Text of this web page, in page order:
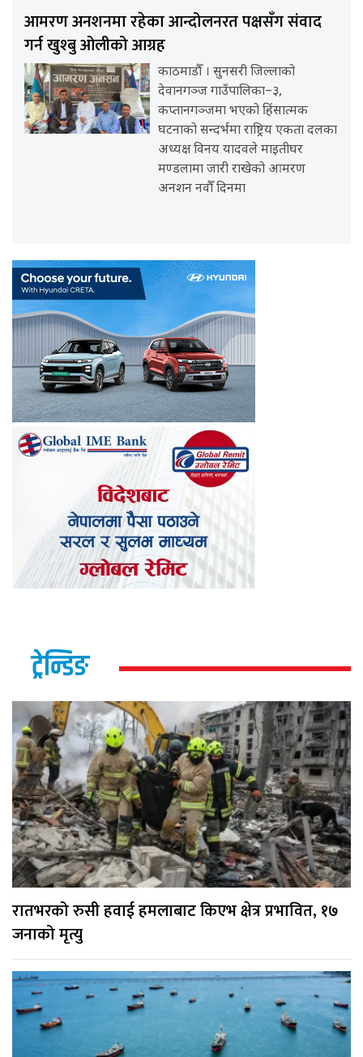
आमरण अनशनमा रहेका आन्दोलनरत पक्षसँग संवाद
गर्न खुश्बु ओलीको आग्रह
काठमाडौँ । सुनसरी जिल्लाको
देवानगञ्ज गाउँपालिका–३,
कप्तानगञ्जमा भएको हिंसात्मक
घटनाको सन्दर्भमा राष्ट्रिय एकता दलका
अध्यक्ष विनय यादवले माइतीघर
मण्डलामा जारी राखेको आमरण
अनशन नवौँ दिनमा
ट्रेन्डिङ
रातभरको रुसी हवाई हमलाबाट किएभ क्षेत्र प्रभावित, १७
जनाको मृत्यु